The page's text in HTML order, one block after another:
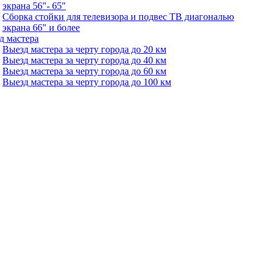
экрана 56"- 65"
Сборка стойки для телевизора и подвес ТВ диагональю
экрана 66" и более
мастера
Выезд мастера за черту города до 20 км
Выезд мастера за черту города до 40 км
Выезд мастера за черту города до 60 км
Выезд мастера за черту города до 100 км